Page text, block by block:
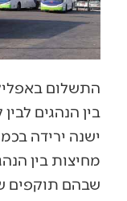
התשלום
בין הנהגים
ישנה ירידה
מחיצות בין
שבהם תוקפים